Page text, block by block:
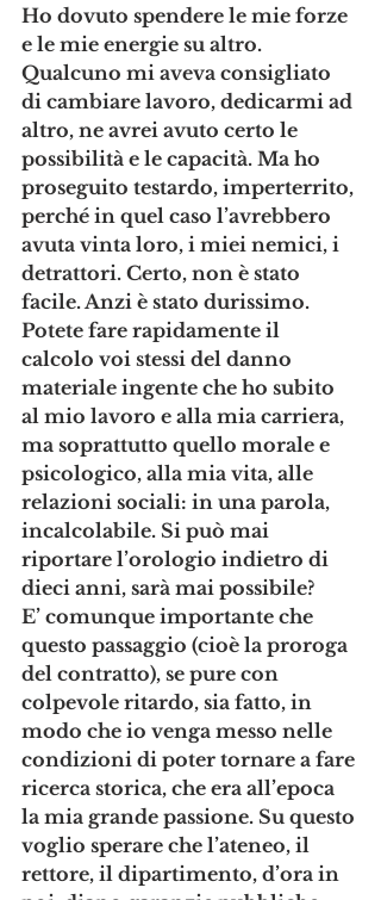
Ho dovuto spendere le mie forze
e le mie energie su altro.
Qualcuno mi aveva consigliato
di cambiare lavoro, dedicarmi ad
altro, ne avrei avuto certo le
possibilità e le capacità. Ma ho
proseguito testardo, imperterrito,
perché in quel caso l’avrebbero
avuta vinta loro, i miei nemici, i
detrattori. Certo, non è stato
facile. Anzi è stato durissimo.
Potete fare rapidamente il
calcolo voi stessi del danno
materiale ingente che ho subito
al mio lavoro e alla mia carriera,
ma soprattutto quello morale e
psicologico, alla mia vita, alle
relazioni sociali: in una parola,
incalcolabile. Si può mai
riportare l’orologio indietro di
dieci anni, sarà mai possibile?
E’ comunque importante che
questo passaggio (cioè la proroga
del contratto), se pure con
colpevole ritardo, sia fatto, in
modo che io venga messo nelle
condizioni di poter tornare a fare
ricerca storica, che era all’epoca
la mia grande passione. Su questo
voglio sperare che l’ateneo, il
rettore, il dipartimento, d’ora in